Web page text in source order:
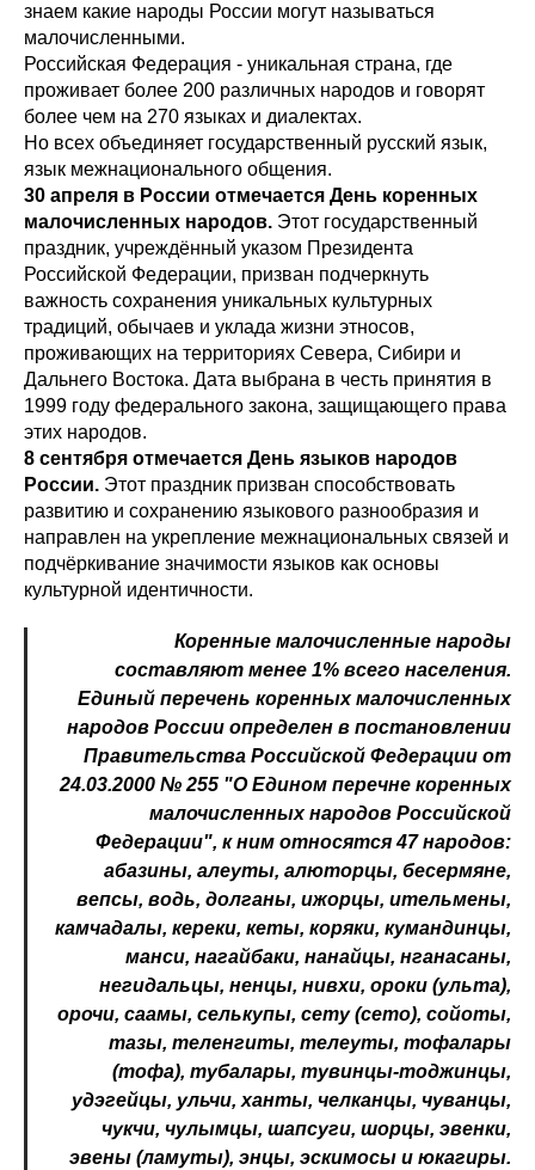
знаем какие народы России могут называться
малочисленными.
Российская Федерация - уникальная страна, где
проживает более 200 различных народов и говорят
более чем на 270 языках и диалектах.
Но всех объединяет государственный русский язык,
язык межнационального общения.
30 апреля в России отмечается День коренных
малочисленных народов. Этот государственный
праздник, учреждённый указом Президента
Российской Федерации, призван подчеркнуть
важность сохранения уникальных культурных
традиций, обычаев и уклада жизни этносов,
проживающих на территориях Севера, Сибири и
Дальнего Востока. Дата выбрана в честь принятия в
1999 году федерального закона, защищающего права
этих народов.
8 сентября отмечается День языков народов
России. Этот праздник призван способствовать
развитию и сохранению языкового разнообразия и
направлен на укрепление межнациональных связей и
подчёркивание значимости языков как основы
культурной идентичности.
Коренные малочисленные народы
составляют менее 1% всего населения.
Единый перечень коренных малочисленных
народов России определен в постановлении
Правительства Российской Федерации от
24.03.2000 № 255 "О Едином перечне коренных
малочисленных народов Российской
Федерации", к ним относятся 47 народов:
абазины, алеуты, алюторцы, бесермяне,
вепсы, водь, долганы, ижорцы, ительмены,
камчадалы, кереки, кеты, коряки, кумандинцы,
манси, нагайбаки, нанайцы, нганасаны,
негидальцы, ненцы, нивхи, ороки (ульта),
орочи, саамы, селькупы, сету (сето), сойоты,
тазы, теленгиты, телеуты, тофалары
(тофа), тубалары, тувинцы-тоджинцы,
удэгейцы, ульчи, ханты, челканцы, чуванцы,
чукчи, чулымцы, шапсуги, шорцы, эвенки,
эвены (ламуты), энцы, эскимосы и юкагиры.